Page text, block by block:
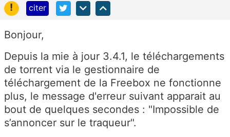
!
citer
Bonjour,
Depuis la mie à jour 3.4.1, le téléchargements
de torrent via le gestionnaire de
téléchargement de la Freebox ne fonctionne
plus, le message d'erreur suivant apparait au
bout de quelques secondes : "Impossible de
s’annoncer sur le traqueur".